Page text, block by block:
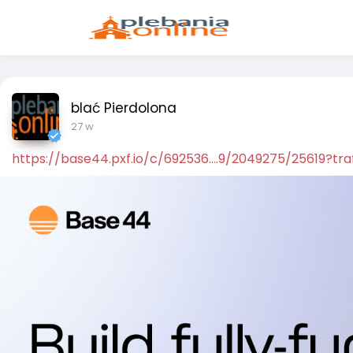
blać Pierdolona
27 w
https://base44.pxf.io/c/692536....9/2049275/